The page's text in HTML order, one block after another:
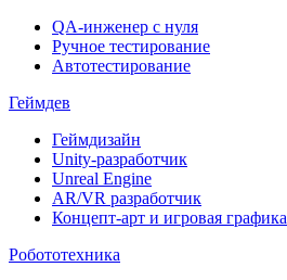
QA-инженер с нуля
Ручное тестирование
Автотестирование
Геймдев
Геймдизайн
Unity-разработчик
Unreal Engine
AR/VR разработчик
Концепт-арт и игровая графика
Робототехника